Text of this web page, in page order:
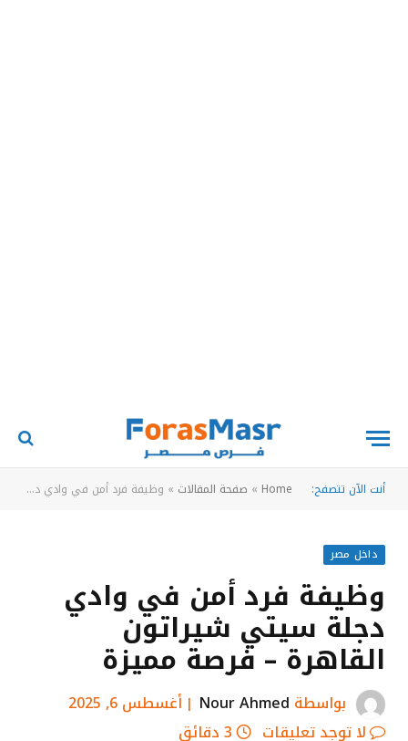
أنت الآن تتصفح: Home
» صفحة المقالات » وظيفة فرد أمن في وادي دجلة سيتي شيراتون القاهرة – فرصة مميزة
داخل مصر
وظيفة فرد أمن في وادي
دجلة سيتي شيراتون
القاهرة – فرصة مميزة
بواسطة Nour Ahmed
أغسطس 6, 2025
لا توجد تعليقات
3 دقائق